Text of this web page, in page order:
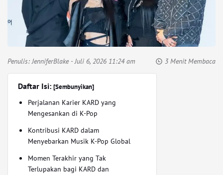
Penulis:JenniferBlake- Juli 6, 2026 11:24 am 3 Menit Membaca
Daftar Isi: [Sembunyikan]
Perjalanan Karier KARD yang
Mengesankan di K-Pop
Kontribusi KARD dalam
Menyebarkan Musik K-Pop Global
Momen Terakhir yang Tak
Terlupakan bagi KARD dan